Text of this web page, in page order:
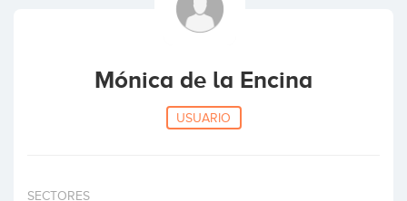
Mónica de la Encina
USUARIO
SECTORES